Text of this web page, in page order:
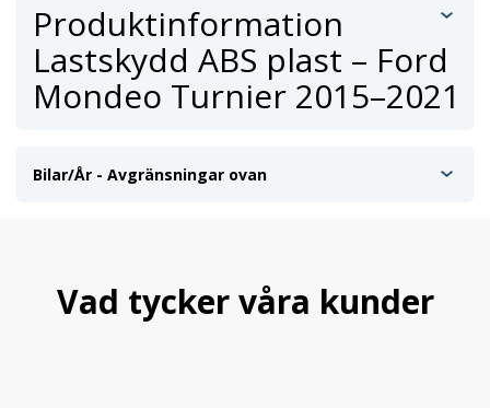
Produktinformation
Lastskydd ABS plast – Ford
Mondeo Turnier 2015–2021
Bilar/År - Avgränsningar ovan
Vad tycker våra kunder